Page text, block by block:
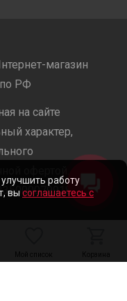
Мой список Корзина
магазин
по РФ
на сайте
характер,
работу
вы соглашаетесь с